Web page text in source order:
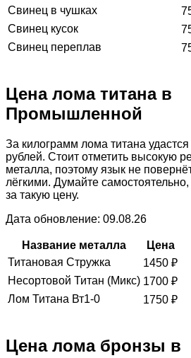
Свинец в чушках
Свинец кусок
Свинец переплав
Цена лома титана в
Промышленной
За килограмм лома титана
рублей. Стоит отметить высокую
металла, поэтому язык не
лёгкими. Думайте самостоятельно,
за такую цену.
Дата обновление: 09.08.26
Название металла
Цена
Титановая Стружка
1450 ₽
Несортовой Титан (Микс) 1700 ₽
Лом Титана Вт1-0
1750 ₽
Цена лома бронзы в